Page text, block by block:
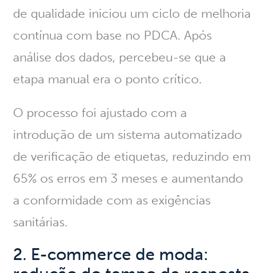
de qualidade iniciou um ciclo de melhoria
contínua com base no PDCA. Após
análise dos dados, percebeu-se que a
etapa manual era o ponto crítico.
O processo foi ajustado com a
introdução de um sistema automatizado
de verificação de etiquetas, reduzindo em
65% os erros em 3 meses e aumentando
a conformidade com as exigências
sanitárias.
2. E-commerce de moda: